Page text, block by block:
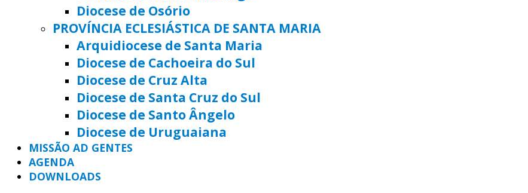
Diocese de Osório
PROVÍNCIA ECLESIÁSTICA DE SANTA MARIA
Arquidiocese de Santa Maria
Diocese de Cachoeira do Sul
Diocese de Cruz Alta
Diocese de Santa Cruz do Sul
Diocese de Santo Ângelo
Diocese de Uruguaiana
MISSÃO AD GENTES
AGENDA
DOWNLOADS